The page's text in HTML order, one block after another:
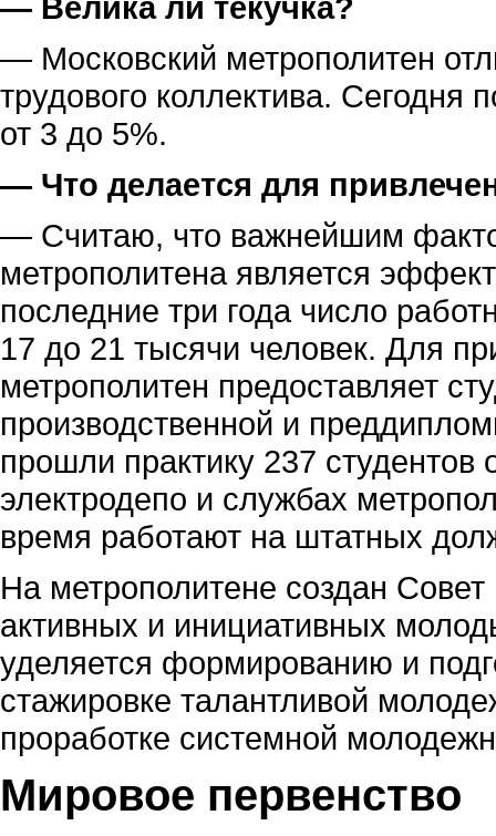
— Московский метрополитен
трудового коллектива. Сегодня
от 3 до 5%.
— Что делается для
— Считаю, что важнейшим
метрополитена является
последние три года число
17 до 21 тысячи человек. Для
метрополитен предоставляет
производственной и
прошли практику 237
электродепо и службах
время работают на штатных
На метрополитене создан
активных и инициативных
уделяется формированию и
стажировке талантливой
проработке системной
Мировое первенство